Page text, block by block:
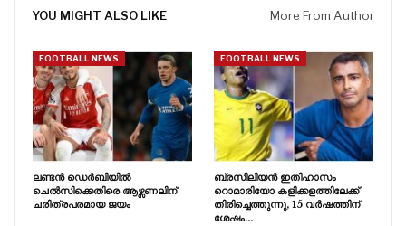
YOU MIGHT ALSO LIKE More From Author
FOOTBALL NEWS
ലണ്ടൻ ഡെർബിയിൽ
ചെൽസിക്കെതിരെ ആഴ്സണലിന്
ചരിത്രപരമായ ജയം
FOOTBALL NEWS
ബ്രസീലിയൻ ഇതിഹാസം
റൊമാരിയോ കളിക്കളത്തിലേക്ക്
തിരിച്ചെത്തുന്നു, 15 വർഷത്തിന്
ശേഷം…